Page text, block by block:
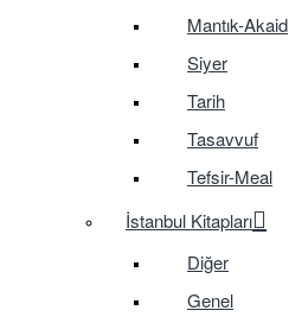
Mantık-Akaid
Siyer
Tarih
Tasavvuf
Tefsir-Meal
İstanbul Kitapları
Diğer
Genel